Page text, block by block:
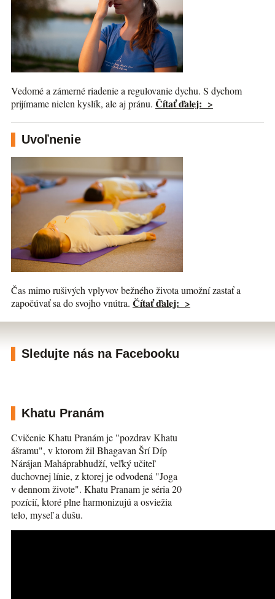
Vedomé a zámerné riadenie a regulovanie dychu. S dychom
prijímame nielen kyslík, ale aj pránu. Čítať ďalej: >
Uvoľnenie
Čas mimo rušivých vplyvov bežného života umožní zastať a
započúvať sa do svojho vnútra. Čítať ďalej: >
Sledujte nás na Facebooku
Khatu Pranám
Cvičenie Khatu Pranám je "pozdrav Khatu
ášramu", v ktorom žil Bhagavan Šrí Díp
Nárájan Maháprabhudží, veľký učiteľ
duchovnej línie, z ktorej je odvodená "Joga
v dennom živote". Khatu Pranam je séria 20
pozícií, ktoré plne harmonizujú a osviežia
telo, myseľ a dušu.